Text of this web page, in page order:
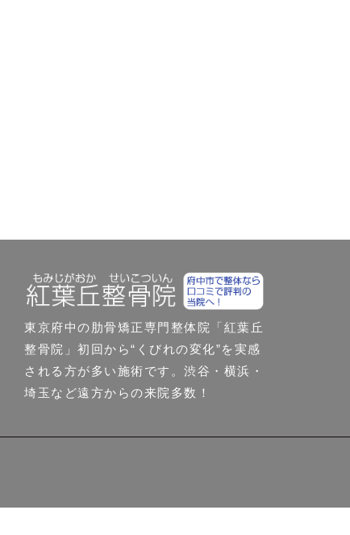
東京府中の肋骨矯正専門整体院「紅葉丘
整骨院」初回から“くびれの変化”を実感
される方が多い施術です。渋谷・横浜・
埼玉など遠方からの来院多数！